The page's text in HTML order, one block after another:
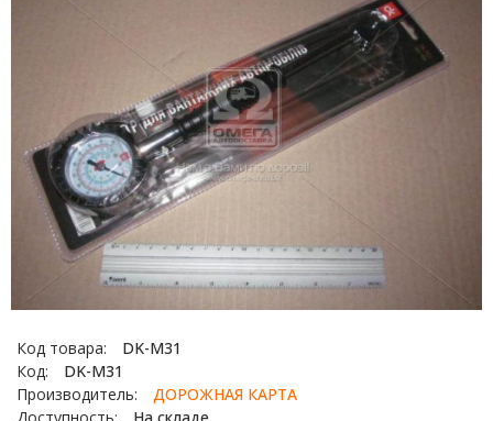
Код товара:
DK-M31
Код:
DK-M31
Производитель:
ДОРОЖНАЯ КАРТА